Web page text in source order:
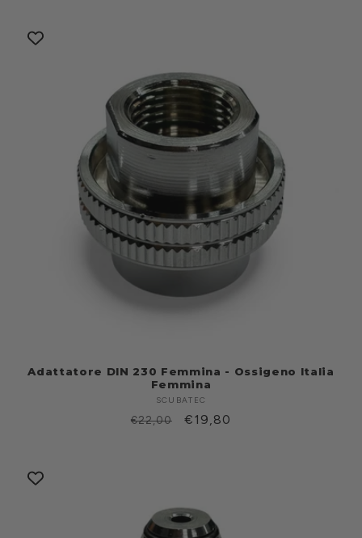
Adattatore DIN 230 Femmina - Ossigeno Italia
Femmina
Produttore:
SCUBATEC
Prezzo
€22,00
Prezzo
€19,80